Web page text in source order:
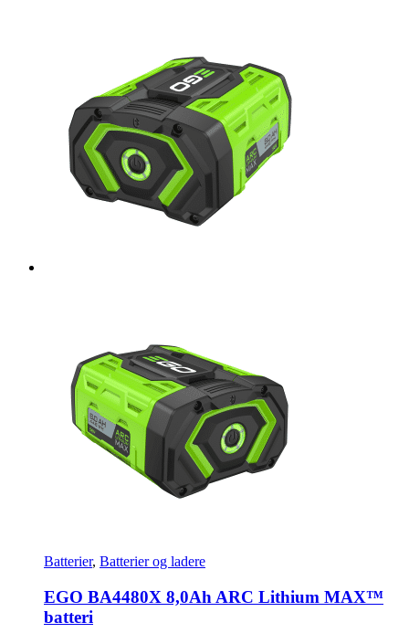
Batterier, Batterier og ladere
EGO BA4480X 8,0Ah ARC Lithium MAX™
batteri